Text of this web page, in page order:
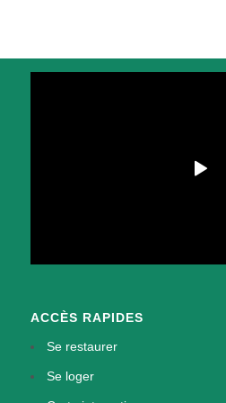
ACCÈS RAPIDES
Se restaurer
Se loger